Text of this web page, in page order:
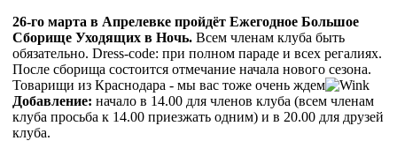
26-го марта в Апрелевке пройдёт Ежегодное Большое
Сборище Уходящих в Ночь. Всем членам клуба быть
обязательно. Dress-code: при полном параде и всех регалиях.
После сборища состоится отмечание начала нового сезона.
Товарищи из Краснодара - мы вас тоже очень ждем
Добавление: начало в 14.00 для членов клуба (всем членам
клуба просьба к 14.00 приезжать одним) и в 20.00 для друзей
клуба.